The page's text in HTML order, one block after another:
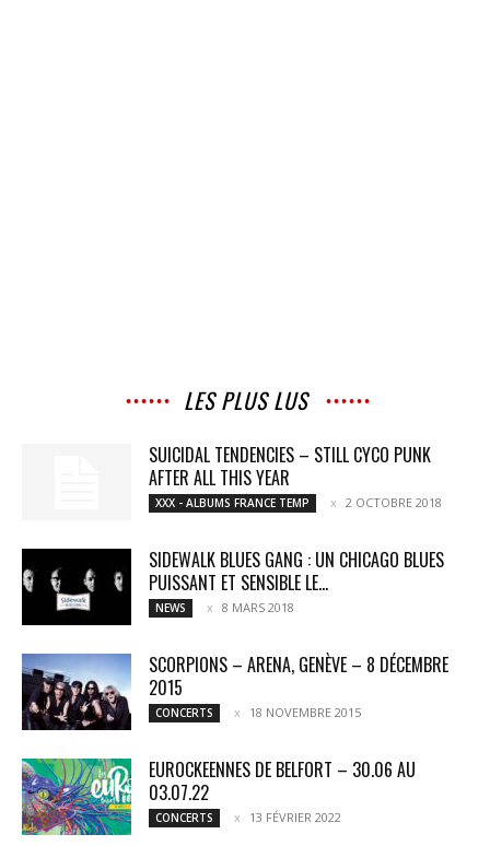
LES PLUS LUS
SUICIDAL TENDENCIES – STILL CYCO PUNK
AFTER ALL THIS YEAR
XXX - ALBUMS FRANCE TEMP 2 OCTOBRE 2018
SIDEWALK BLUES GANG : UN CHICAGO BLUES
PUISSANT ET SENSIBLE LE...
NEWS 8 MARS 2018
SCORPIONS – ARENA, GENÈVE – 8 DÉCEMBRE
2015
CONCERTS 18 NOVEMBRE 2015
EUROCKEENNES DE BELFORT – 30.06 AU
03.07.22
CONCERTS 13 FÉVRIER 2022